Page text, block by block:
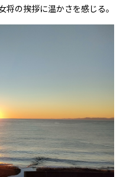
の挨拶に温かさを感じる。